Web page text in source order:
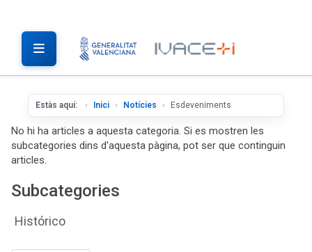
Estàs aquí: Inici Notícies Esdeveniments
No hi ha articles a aquesta categoria. Si es mostren les
subcategories dins d'aquesta pàgina, pot ser que continguin
articles.
Subcategories
Histórico